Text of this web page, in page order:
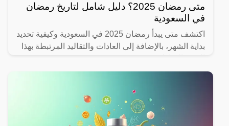
متى رمضان 2025؟ دليل شامل لتاريخ رمضان
في السعودية
اكتشف متى يبدأ رمضان 2025 في السعودية وكيفية تحديد
بداية الشهر، بالإضافة إلى العادات والتقاليد المرتبطة بهذا